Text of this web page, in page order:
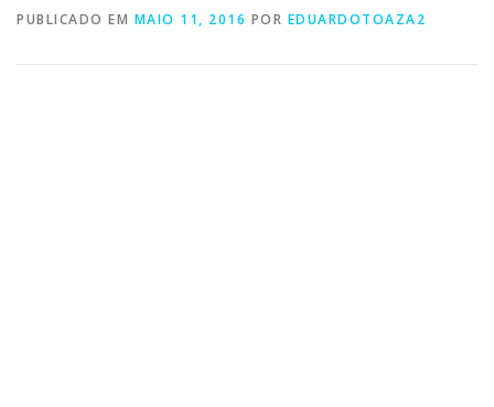
PUBLICADO EM MAIO 11, 2016 POR EDUARDOTOAZA2